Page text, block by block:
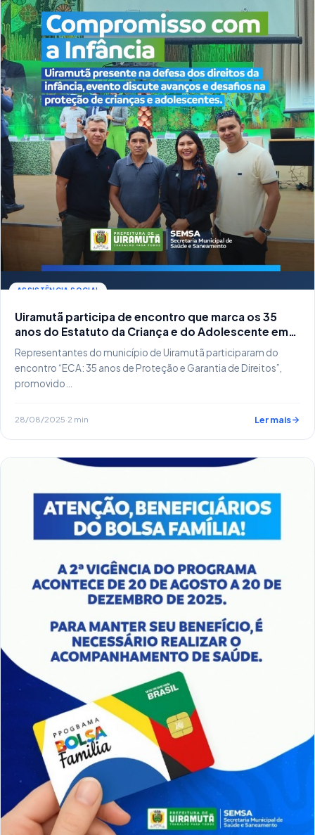
ASSISTÊNCIA SOCIAL
Uiramutã participa de encontro que marca os 35
anos do Estatuto da Criança e do Adolescente em
Roraima
Representantes do município de Uiramutã participaram do
encontro “ECA: 35 anos de Proteção e Garantia de Direitos”,
promovido…
28/08/2025·2 min Ler mais